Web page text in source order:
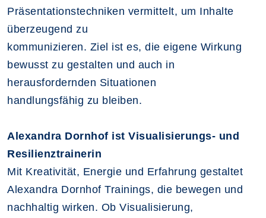
Präsentationstechniken vermittelt, um Inhalte
überzeugend zu
kommunizieren. Ziel ist es, die eigene Wirkung
bewusst zu gestalten und auch in
herausfordernden Situationen
handlungsfähig zu bleiben.
Alexandra Dornhof ist Visualisierungs- und
Resilienztrainerin
Mit Kreativität, Energie und Erfahrung gestaltet
Alexandra Dornhof Trainings, die bewegen und
nachhaltig wirken. Ob Visualisierung,